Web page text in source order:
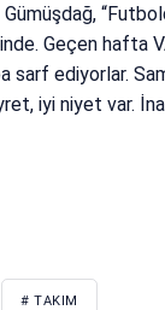
Geçen hafta
sarf ediyorlar.
iyi niyet var.
# TAKIM